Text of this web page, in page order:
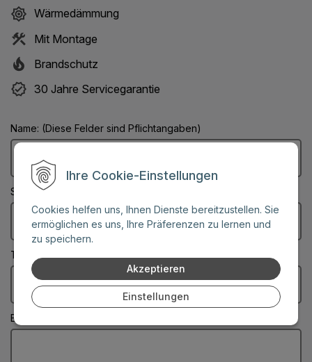
Ihre Cookie-Einstellungen
Cookies helfen uns, Ihnen Dienste bereitzustellen. Sie
ermöglichen es uns, Ihre Präferenzen zu lernen und
zu speichern.
Akzeptieren
Einstellungen
Wärmedämmung
Mit Montage
Brandschutz
30 Jahre Servicegarantie
Name: (Diese Felder sind Pflichtangaben)
Stadt: (Diese Felder sind Pflichtangaben)
Telefonnummer:
E-Mail: (Diese Felder sind Pflichtangaben)